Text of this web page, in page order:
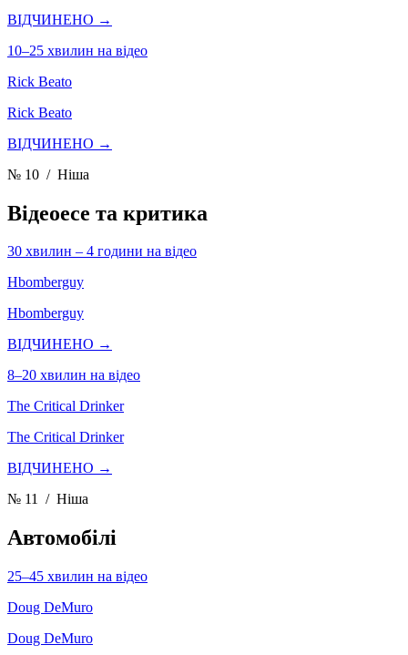
ВІДЧИНЕНО →
10–25 хвилин на відео
Rick Beato
Rick Beato
ВІДЧИНЕНО →
№ 10 / Ніша
Відеоесе та критика
30 хвилин – 4 години на відео
Hbomberguy
Hbomberguy
ВІДЧИНЕНО →
8–20 хвилин на відео
The Critical Drinker
The Critical Drinker
ВІДЧИНЕНО →
№ 11 / Ніша
Автомобілі
25–45 хвилин на відео
Doug DeMuro
Doug DeMuro